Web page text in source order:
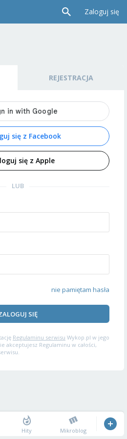
Zaloguj się
REJESTRACJA
się z Facebook
się z Apple
LUB
nie pamiętam hasła
SIĘ
Regulaminu serwisu Wykop.pl w jego
akceptujesz Regulaminu w całości,
Hity Mikroblog